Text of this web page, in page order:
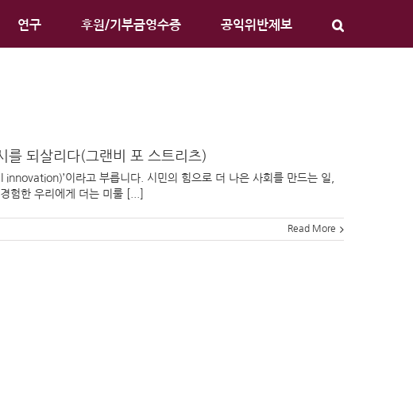
연구 후원/기부금영수증 공익위반제보
를 되살리다(그랜비 포 스트리츠)
이라고 부릅니다. 시민의 힘으로 더 나은 사회를 만드는 일,
험한 우리에게 더는 미룰 [...]
Read More